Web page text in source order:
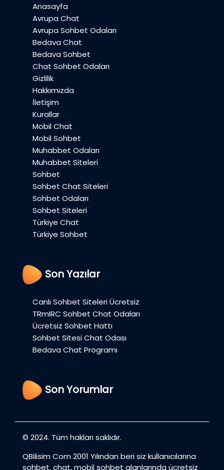
Anasayfa
Avrupa Chat
Avrupa Sohbet Odaları
Bedava Chat
Bedava Sohbet
Chat Sohbet Odaları
Gizlilik
Hakkımızda
İletişim
Kurallar
Mobil Chat
Mobil Sohbet
Muhabbet Odaları
Muhabbet Siteleri
Sohbet
Sohbet Chat Siteleri
Sohbet Odaları
Sohbet Siteleri
Türkiye Chat
Türkiye Sohbet
Son Yazılar
Canlı Sohbet Siteleri Ücretsiz
TRmIRC Sohbet Chat Odaları
Ücretsiz Sohbet Hattı
Sohbet Sitesi Chat Odası
Bedava Chat Programı
Son Yorumlar
© 2024. Tüm hakları saklıdır.
QBilisim Com 2001 Yılından beri siz kullanıcılarına
sohbet, chat, mobil sohbet alanlarında ücretsiz